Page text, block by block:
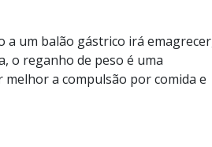
um balão gástrico irá
o reganho de peso é uma
a compulsão por comida e